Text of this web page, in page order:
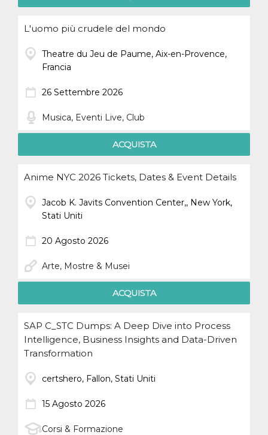
L'uomo più crudele del mondo
Theatre du Jeu de Paume, Aix-en-Provence,
Francia
26 Settembre 2026
Musica, Eventi Live, Club
ACQUISTA
Anime NYC 2026 Tickets, Dates & Event Details
Jacob K. Javits Convention Center,, New York,
Stati Uniti
20 Agosto 2026
Arte, Mostre & Musei
ACQUISTA
SAP C_STC Dumps: A Deep Dive into Process
Intelligence, Business Insights and Data-Driven
Transformation
certshero, Fallon, Stati Uniti
15 Agosto 2026
Corsi & Formazione